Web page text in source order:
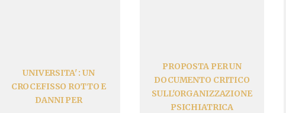
UNIVERSITA' : UN
CROCEFISSO ROTTO E
DANNI PER
PROPOSTA PER UN
DOCUMENTO CRITICO
SULL'ORGANIZZAZIONE
PSICHIATRICA